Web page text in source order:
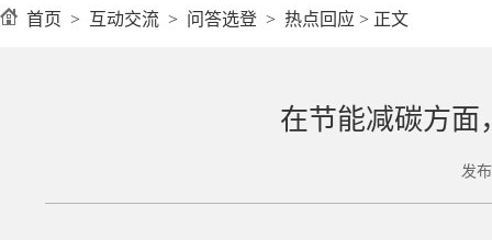
首页 > 互动交流 > 问答选登 > 热点回应 > 正文
在节能减碳方面
发